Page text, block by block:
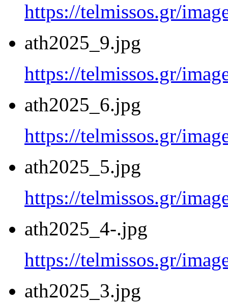
https://telmissos.gr/
ath2025_9.jpg
https://telmissos.gr/
ath2025_6.jpg
https://telmissos.gr/
ath2025_5.jpg
https://telmissos.gr/
ath2025_4-.jpg
https://telmissos.gr/
ath2025_3.jpg